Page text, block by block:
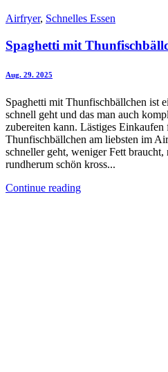
Airfryer, Schnelles Essen
Spaghetti mit
Aug. 29. 2025
Spaghetti mit Thunfischbällchen ist
schnell geht und das man auch
zubereiten kann. Lästiges
Thunfischbällchen am liebsten im
schneller geht, weniger Fett
rundherum schön kross...
Continue reading